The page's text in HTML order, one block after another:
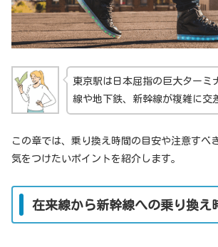
東京駅は日本屈指の巨大ターミ
線や地下鉄、新幹線が複雑に交
この章では、乗り換え時間の目安や注意すべ
気をつけたいポイントを紹介します。
在来線から新幹線への乗り換え